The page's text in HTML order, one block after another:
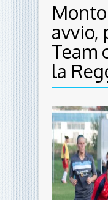
avvio,
Team
la